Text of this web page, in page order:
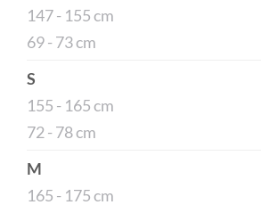
147 - 155 cm
69 - 73 cm
S
155 - 165 cm
72 - 78 cm
M
165 - 175 cm